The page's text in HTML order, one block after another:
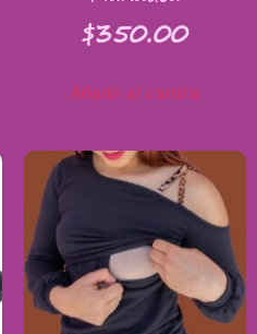
$350.00
Añadir al carrito